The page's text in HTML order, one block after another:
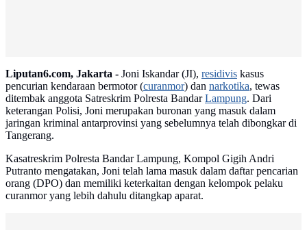
Liputan6.com, Jakarta - Joni Iskandar (JI), residivis kasus
pencurian kendaraan bermotor (curanmor) dan narkotika, tewas
ditembak anggota Satreskrim Polresta BandarLampung. Dari
keterangan Polisi, Joni merupakan buronan yang masuk dalam
jaringan kriminal antarprovinsi yang sebelumnya telah dibongkar di
Tangerang.
Kasatreskrim Polresta Bandar Lampung, Kompol Gigih Andri
Putranto mengatakan, Joni telah lama masuk dalam daftar pencarian
orang (DPO) dan memiliki keterkaitan dengan kelompok pelaku
curanmor yang lebih dahulu ditangkap aparat.